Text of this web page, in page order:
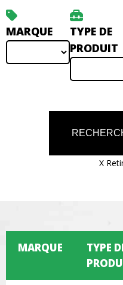
MARQUE
TYPE DE
PRODUIT
X
MARQUE
TYPE